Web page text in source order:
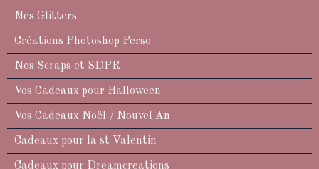
Mes Glitters
Créations Photoshop Perso
Nos Scraps et SDPR
Vos Cadeaux pour Halloween
Vos Cadeaux Noël / Nouvel An
Cadeaux pour la st Valentin
Cadeaux pour Dreamcreations